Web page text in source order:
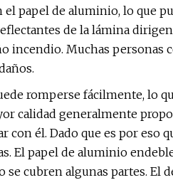
papel de aluminio, lo que
de la lámina
incendio. Muchas personas
romperse fácilmente, lo
calidad generalmente
con él. Dado que es por
El papel de aluminio
se cubren algunas partes.